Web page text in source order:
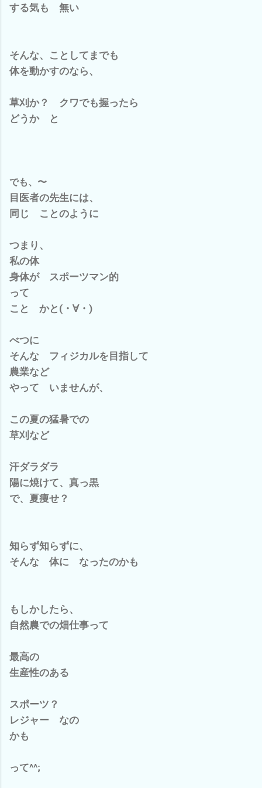
する気も 無い
そんな、ことしてまでも
体を動かすのなら、
草刈か？ クワでも握ったら
どうか と
でも、〜
目医者の先生には、
同じ ことのように
つまり、
私の体
身体が スポーツマン的
って
こと かと(・∀・)
べつに
そんな フィジカルを目指して
農業など
やって いませんが、
この夏の猛暑での
草刈など
汗ダラダラ
陽に焼けて、真っ黒
で、夏痩せ？
知らず知らずに、
そんな 体に なったのかも
もしかしたら、
自然農での畑仕事って
最高の
生産性のある
スポーツ？
レジャー なの
かも
って^^;